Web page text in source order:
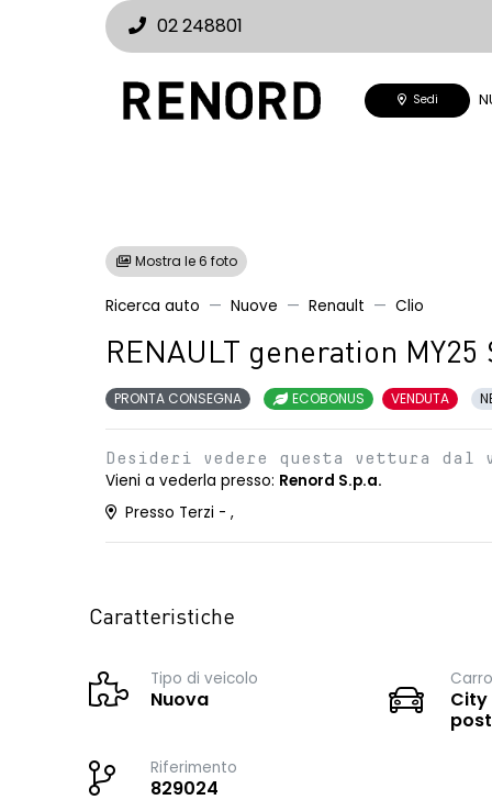
02 248801
Sedi
Mostra le 6 foto
Ricerca auto Nuove Renault Clio
RENAULT generation MY25
PRONTA CONSEGNA ECOBONUS VENDUTA
Desideri vedere questa vettura dal
Vieni a vederla presso: Renord S.p.a.
Presso Terzi - ,
Caratteristiche
Tipo di veicolo
Nuova
City
Riferimento
829024